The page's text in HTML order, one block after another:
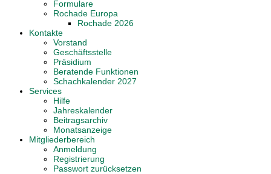
Formulare
Rochade Europa
Rochade 2026
Kontakte
Vorstand
Geschäftsstelle
Präsidium
Beratende Funktionen
Schachkalender 2027
Services
Hilfe
Jahreskalender
Beitragsarchiv
Monatsanzeige
Mitgliederbereich
Anmeldung
Registrierung
Passwort zurücksetzen